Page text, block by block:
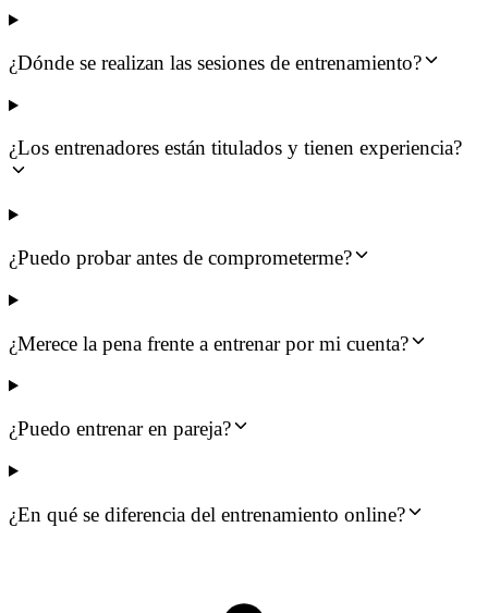
¿Dónde se realizan las sesiones de entrenamiento?
¿Los entrenadores están titulados y tienen experiencia?
¿Puedo probar antes de comprometerme?
¿Merece la pena frente a entrenar por mi cuenta?
¿Puedo entrenar en pareja?
¿En qué se diferencia del entrenamiento online?